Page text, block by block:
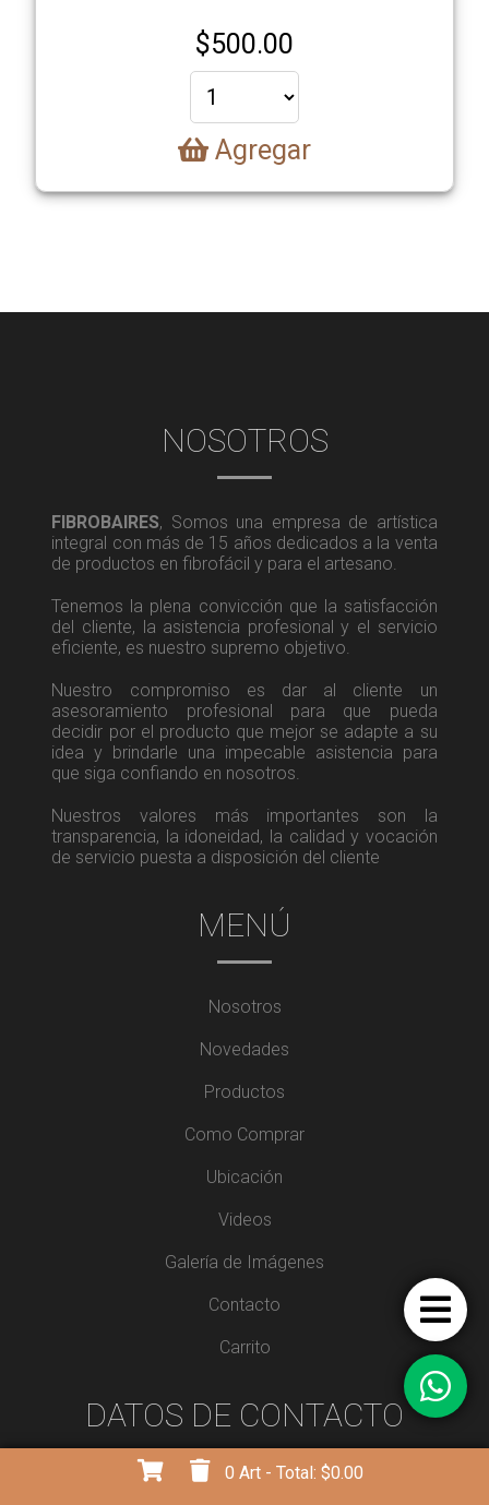
$500.00
Agregar
NOSOTROS
FIBROBAIRES, Somos una empresa de artística
integral con más de 15 años dedicados a la venta
de productos en fibrofácil y para el artesano.
Tenemos la plena convicción que la satisfacción
del cliente, la asistencia profesional y el servicio
eficiente, es nuestro supremo objetivo.
Nuestro compromiso es dar al cliente un
asesoramiento profesional para que pueda
decidir por el producto que mejor se adapte a su
idea y brindarle una impecable asistencia para
que siga confiando en nosotros.
Nuestros valores más importantes son la
transparencia, la idoneidad, la calidad y vocación
de servicio puesta a disposición del cliente
MENÚ
Nosotros
Novedades
Productos
Como Comprar
Ubicación
Videos
Galería de Imágenes
Contacto
Carrito
DATOS DE CONTACTO
0 Art - Total: $0.00